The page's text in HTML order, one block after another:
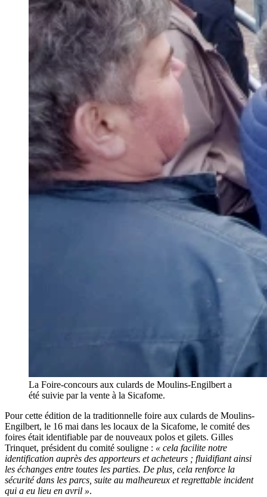
La Foire-concours aux culards de Moulins-Engilbert a
été suivie par la vente à la Sicafome.
Pour cette édition de la traditionnelle foire aux culards de Moulins-
Engilbert, le 16 mai dans les locaux de la Sicafome, le comité des
foires était identifiable par de nouveaux polos et gilets. Gilles
Trinquet, président du comité souligne : « cela facilite notre
identification auprès des apporteurs et acheteurs ; fluidifiant ainsi
les échanges entre toutes les parties. De plus, cela renforce la
sécurité dans les parcs, suite au malheureux et regrettable incident
qui a eu lieu en avril ».